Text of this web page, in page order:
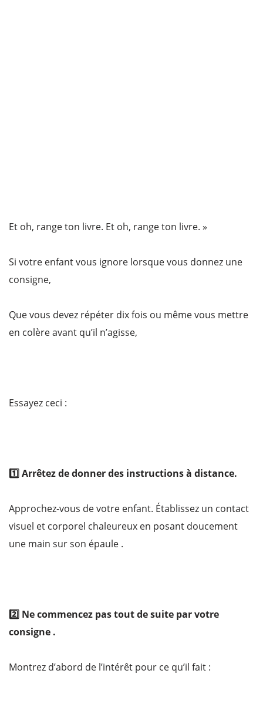
Et oh, range ton livre. Et oh, range ton livre. »
Si votre enfant vous ignore lorsque vous donnez une
consigne,
Que vous devez répéter dix fois ou même vous mettre
en colère avant qu’il n’agisse,
Essayez ceci :
1️⃣ Arrêtez de donner des instructions à distance.
Approchez-vous de votre enfant. Établissez un contact
visuel et corporel chaleureux en posant doucement
une main sur son épaule .
2️⃣ Ne commencez pas tout de suite par votre
consigne .
Montrez d’abord de l’intérêt pour ce qu’il fait :